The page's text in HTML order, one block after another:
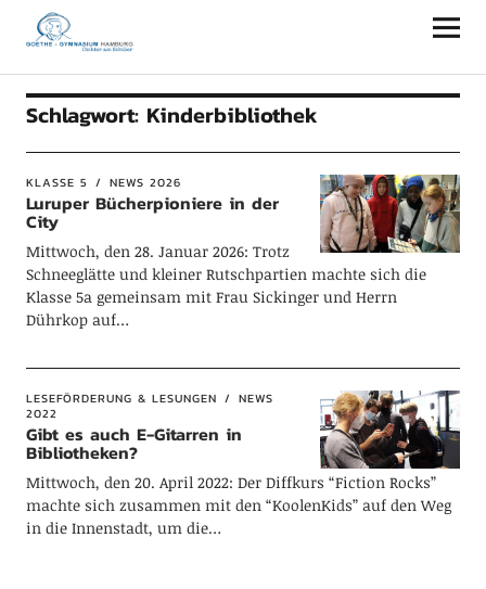
Goethe-Gymnasium Hamburg
Schlagwort: Kinderbibliothek
KLASSE 5 NEWS 2026
Luruper Bücherpioniere in der
City
Mittwoch, den 28. Januar 2026: Trotz
Schneeglätte und kleiner Rutschpartien machte sich die
Klasse 5a gemeinsam mit Frau Sickinger und Herrn
Dührkop auf…
LESEFÖRDERUNG & LESUNGEN
NEWS
2022
Gibt es auch E-Gitarren in
Bibliotheken?
Mittwoch, den 20. April 2022: Der Diffkurs “Fiction Rocks”
machte sich zusammen mit den “KoolenKids” auf den Weg
in die Innenstadt, um die…